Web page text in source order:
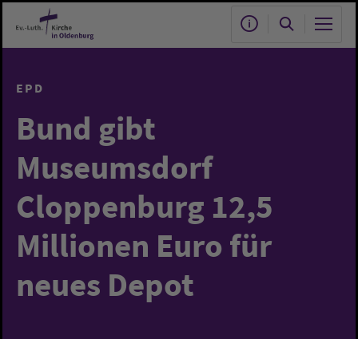
Zum Hauptinhalt springen
EPD
Bund gibt
Museumsdorf
Cloppenburg 12,5
Millionen Euro für
neues Depot